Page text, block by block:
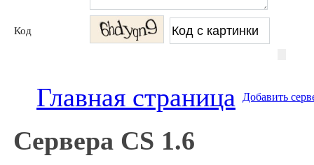
Код
Главная страница Добавить
Сервера CS 1.6